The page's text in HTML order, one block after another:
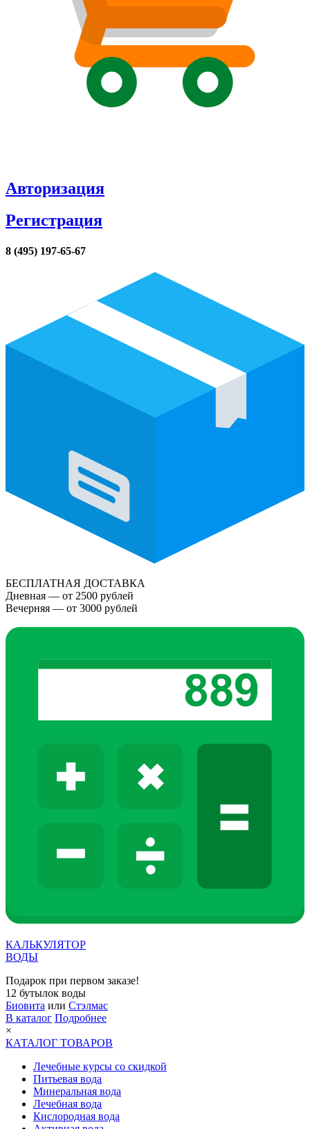
Авторизация
Регистрация
8 (495) 197-65-67
БЕСПЛАТНАЯ ДОСТАВКА
Дневная — от 2500 рублей
Вечерняя — от 3000 рублей
КАЛЬКУЛЯТОР
ВОДЫ
Подарок при первом заказе!
12 бутылок воды
Биовита или Стэлмас
В каталог Подробнее
×
КАТАЛОГ ТОВАРОВ
Лечебные курсы со скидкой
Питьевая вода
Минеральная вода
Лечебная вода
Кислородная вода